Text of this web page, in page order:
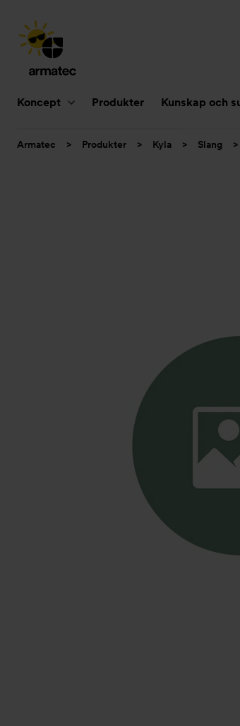
Koncept Produkter Kunskap och
Du
Armatec > Produkter > Kyla > Slang >